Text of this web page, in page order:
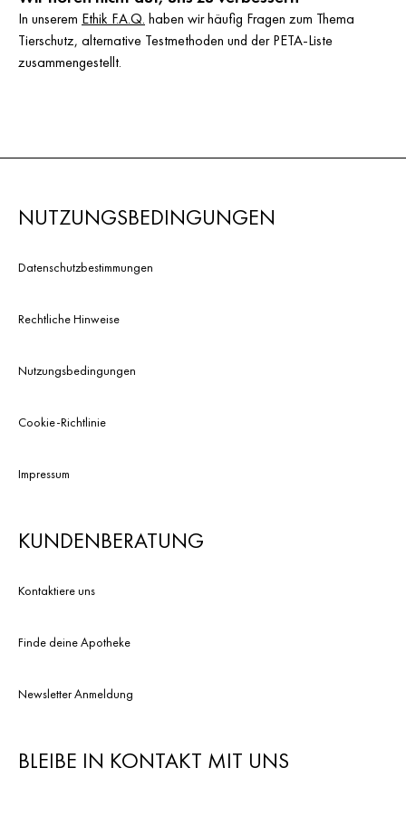
In unserem Ethik F.A.Q. haben wir häufig Fragen zum Thema
Tierschutz, alternative Testmethoden und der PETA-Liste
zusammengestellt.
NUTZUNGSBEDINGUNGEN
Datenschutzbestimmungen
Rechtliche Hinweise
Nutzungsbedingungen
Cookie-Richtlinie
Impressum
KUNDENBERATUNG
Kontaktiere uns
Finde deine Apotheke
Newsletter Anmeldung
BLEIBE IN KONTAKT MIT UNS